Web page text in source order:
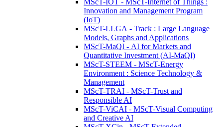
MScT-IOT - MScT-Internet of Things :
Innovation and Management Program
(IoT)
MScT-LLGA - Track : Large Language
Models, Graphs and Applications
MScT-MaQI - AI for Markets and
Quantitative Investment (AI-MaQI)
MScT-STEEM - MScT-Energy
Environment : Science Technology &
Management
MScT-TRAI - MScT-Trust and
Responsible AI
MScT-ViCAI - MScT-Visual Computing
and Creative AI